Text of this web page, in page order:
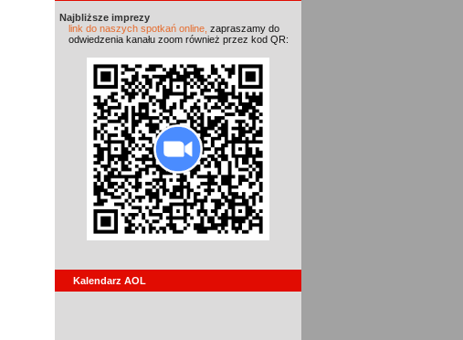
Najbliższe imprezy
link do naszych spotkań online, zapraszamy do
odwiedzenia kanału zoom również przez kod QR:
Kalendarz AOL